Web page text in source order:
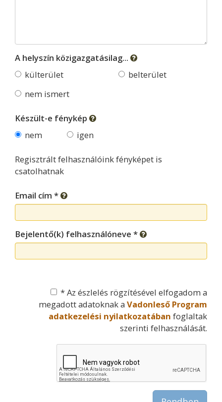
A helyszín közigazgatásilag...
külterület
belterület
nem ismert
Készült-e fénykép
nem
igen
Regisztrált felhasználóink fényképet is
csatolhatnak
Email cím *
Bejelentő(k) felhasználóneve *
* Az észlelés rögzítésével elfogadom a
megadott adatoknak a Vadonleső Program
adatkezelési nyilatkozatában foglaltak
szerinti felhasználását.